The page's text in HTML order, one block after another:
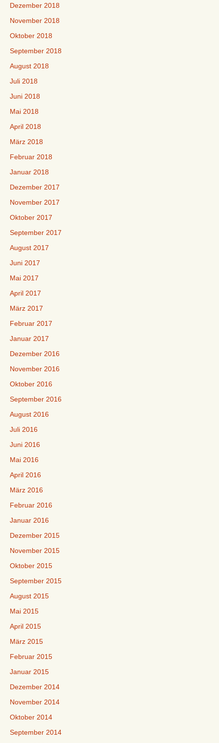
Dezember 2018
November 2018
Oktober 2018
September 2018
August 2018
Juli 2018
Juni 2018
Mai 2018
April 2018
März 2018
Februar 2018
Januar 2018
Dezember 2017
November 2017
Oktober 2017
September 2017
August 2017
Juni 2017
Mai 2017
April 2017
März 2017
Februar 2017
Januar 2017
Dezember 2016
November 2016
Oktober 2016
September 2016
August 2016
Juli 2016
Juni 2016
Mai 2016
April 2016
März 2016
Februar 2016
Januar 2016
Dezember 2015
November 2015
Oktober 2015
September 2015
August 2015
Mai 2015
April 2015
März 2015
Februar 2015
Januar 2015
Dezember 2014
November 2014
Oktober 2014
September 2014